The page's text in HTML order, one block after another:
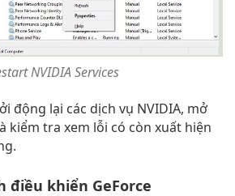
NVIDIA Services
động lại các dịch vụ NVIDIA, mở
kiểm tra xem lỗi có còn xuất hiện
điều khiển GeForce